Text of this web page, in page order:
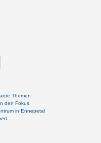
Themen
den Fokus
in Ennepetal